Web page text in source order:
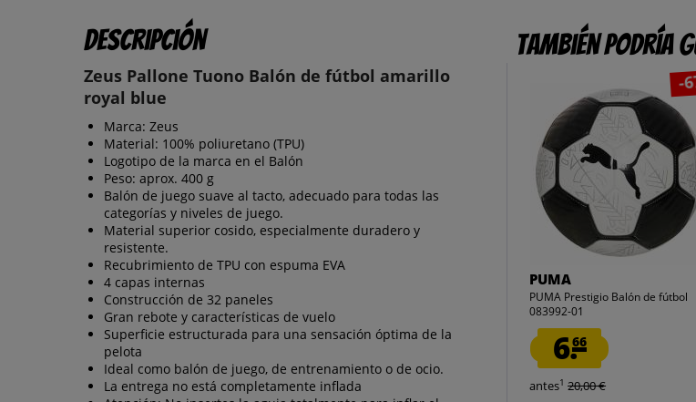
Descripción
Zeus Pallone Tuono Balón de fútbol amarillo
royal blue
Marca: Zeus
Material: 100% poliuretano (TPU)
Logotipo de la marca en el Balón
Peso: aprox. 400 g
Balón de juego suave al tacto, adecuado para todas las
categorías y niveles de juego.
Material superior cosido, especialmente duradero y
resistente.
Recubrimiento de TPU con espuma EVA
4 capas internas
Construcción de 32 paneles
Gran rebote y características de vuelo
Superficie estructurada para una sensación óptima de la
pelota
Ideal como balón de juego, de entrenamiento o de ocio.
La entrega no está completamente inflada
También podría
-
PUMA
PUMA Prestigio Balón de fútbol
083992-01
6.66
antes1 20,00 €